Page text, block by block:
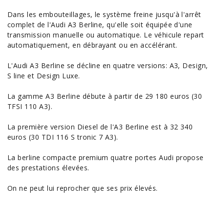
Dans les embouteillages, le système freine jusqu'à l'arrêt
complet de l'Audi A3 Berline, qu'elle soit équipée d'une
transmission manuelle ou automatique. Le véhicule repart
automatiquement, en débrayant ou en accélérant.
L'Audi A3 Berline se décline en quatre versions: A3, Design,
S line et Design Luxe.
La gamme A3 Berline débute à partir de 29 180 euros (30
TFSI 110 A3).
La première version Diesel de l'A3 Berline est à 32 340
euros (30 TDI 116 S tronic 7 A3).
La berline compacte premium quatre portes Audi propose
des prestations élevées.
On ne peut lui reprocher que ses prix élevés.